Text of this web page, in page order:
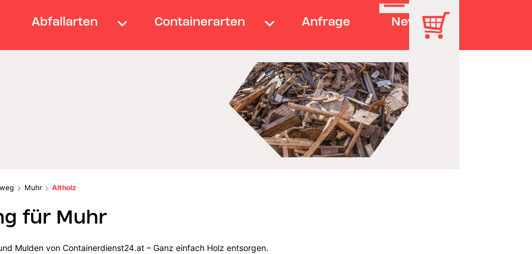
Abfallarten Containerarten Anfrage News
Muhr Altholz
für Muhr
Mulden von Containerdienst24.at – Ganz einfach Holz entsorgen.